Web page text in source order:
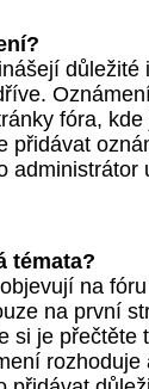
důležité
fóra,
přidávat
administrátor
témata?
na
na první
si je přečtěte
rozhoduje